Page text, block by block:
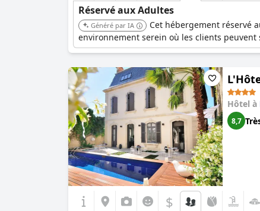
Réservé aux Adultes
Généré par IA
Cet hébergement réservé
environnement serein où les clients
Hôtel à
8,7
$